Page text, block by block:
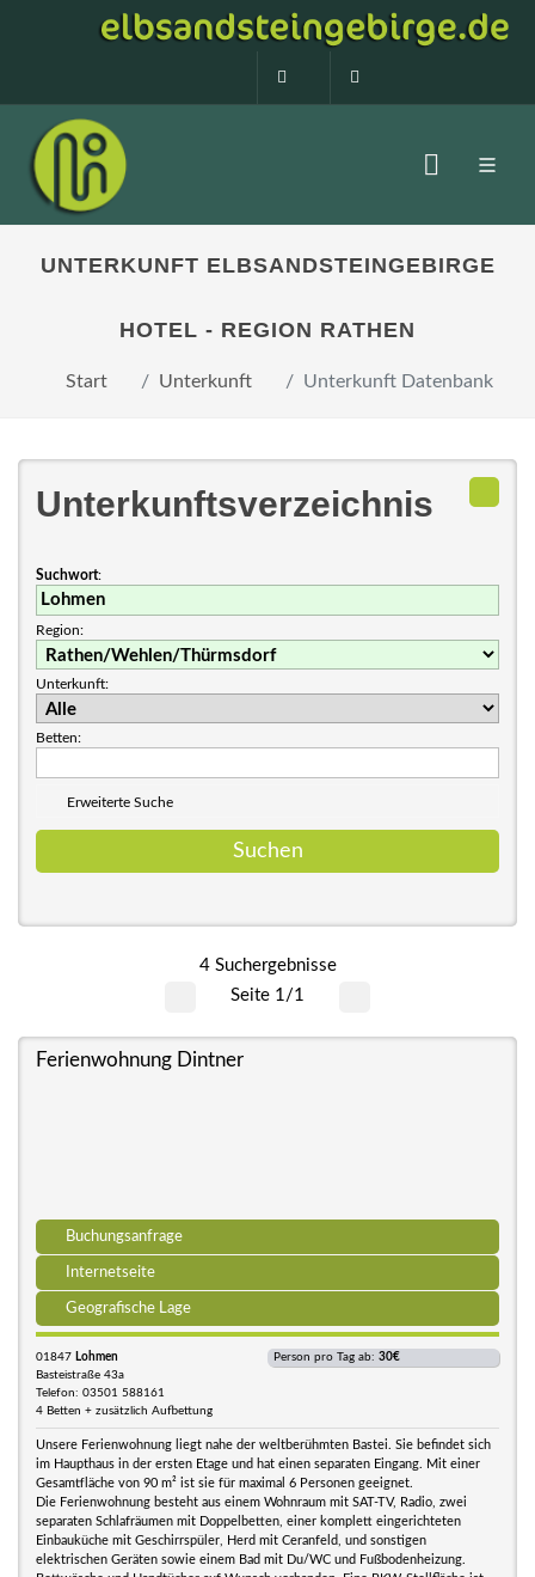
0160 99873408
UNTERKUNFT ELBSANDSTEINGEBIRGE
HOTEL - REGION RATHEN
Start Unterkunft Unterkunft Datenbank
Unterkunftsverzeichnis
Suchwort:
Region:
Unterkunft:
Betten:
Erweiterte Suche
4 Suchergebnisse
Seite 1/1
Ferienwohnung Dintner
Buchungsanfrage
Internetseite
Geografische Lage
01847 Lohmen
Basteistraße 43a
Telefon: 03501 588161
4 Betten + zusätzlich Aufbettung
Person pro Tag ab: 30€
Unsere Ferienwohnung liegt nahe der weltberühmten Bastei. Sie befindet sich
im Haupthaus in der ersten Etage und hat einen separaten Eingang. Mit einer
Gesamtfläche von 90 m² ist sie für maximal 6 Personen geeignet.
Die Ferienwohnung besteht aus einem Wohnraum mit SAT-TV, Radio, zwei
separaten Schlafräumen mit Doppelbetten, einer komplett eingerichteten
Einbauküche mit Geschirrspüler, Herd mit Ceranfeld, und sonstigen
elektrischen Geräten sowie einem Bad mit Du/WC und Fußbodenheizung.